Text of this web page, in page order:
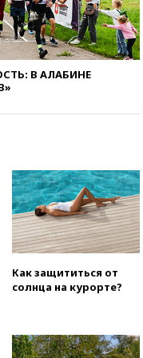
суд снять «Яблоко»
Путин обсудил с
ОАЭ ситуацию в
заливе и на
Россия планирует
групповые
турпоездки для
Экспорт растворимого
из России достиг
показателей
в Харьковской
В АЛАБИНЕ
Как защититься от
солнца на курорте?